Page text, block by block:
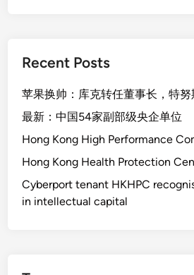
Recent Posts
苹果换帅：库克转任董事长，特努
最新：中国54家副部级央企单位
Hong Kong High Performance
Hong Kong Health Protection
Cyberport tenant HKHPC
in intellectual capital